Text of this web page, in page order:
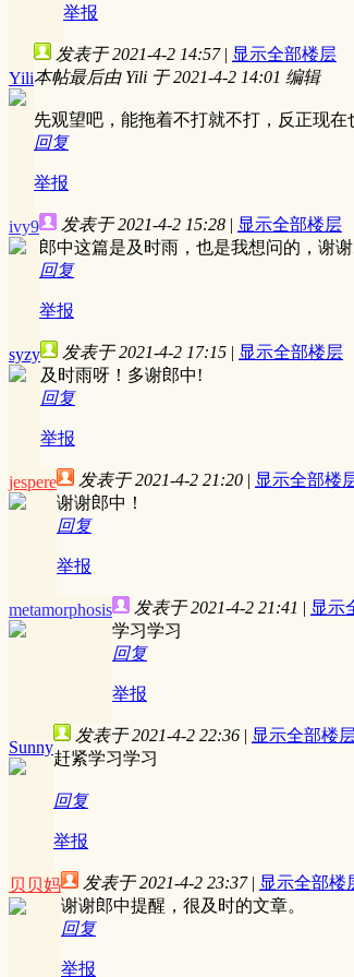
举报
Yili
发表于 2021-4-2 14:57 | 显示全部楼层
本帖最后由 Yili 于 2021-4-2 14:01 编辑
先观望吧，能拖着不打就不打，反正现在
回复
举报
ivy9 发表于 2021-4-2 15:28 | 显示全部楼层
郎中这篇是及时雨，也是我想问的，谢谢
回复
举报
syzy 发表于 2021-4-2 17:15 | 显示全部楼层
及时雨呀！多谢郎中!
回复
举报
jespere 发表于 2021-4-2 21:20 | 显示全部楼
谢谢郎中！
回复
举报
metamorphosis 发表于 2021-4-2 21:41 | 显示
学习学习
回复
举报
Sunny
发表于 2021-4-2 22:36 | 显示全部楼
赶紧学习学习
回复
举报
贝贝妈 发表于 2021-4-2 23:37 | 显示全部楼
谢谢郎中提醒，很及时的文章。
回复
举报